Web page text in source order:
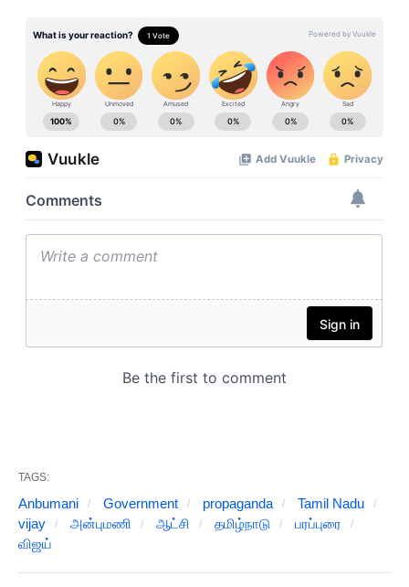
TAGS:
Anbumani Government propaganda
Tamil Nadu
vijay
அன்புமணி ஆட்சி தமிழ்நாடு
பரப்புரை
விஜய்